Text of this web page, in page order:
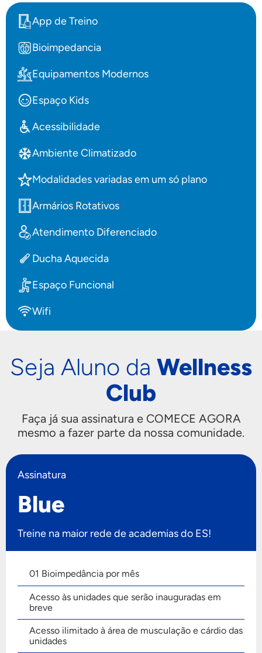
App de Treino
Bioimpedancia
Equipamentos Modernos
Espaço Kids
Acessibilidade
Ambiente Climatizado
Modalidades variadas em um só plano
Armários Rotativos
Atendimento Diferenciado
Ducha Aquecida
Espaço Funcional
Wifi
Seja Aluno da Wellness
Club
Faça já sua assinatura e COMECE AGORA
mesmo a fazer parte da nossa comunidade.
Assinatura
Blue
Treine na maior rede de academias do ES!
01 Bioimpedância por mês
Acesso às unidades que serão inauguradas em
breve
Acesso ilimitado à área de musculação e cárdio das
unidades